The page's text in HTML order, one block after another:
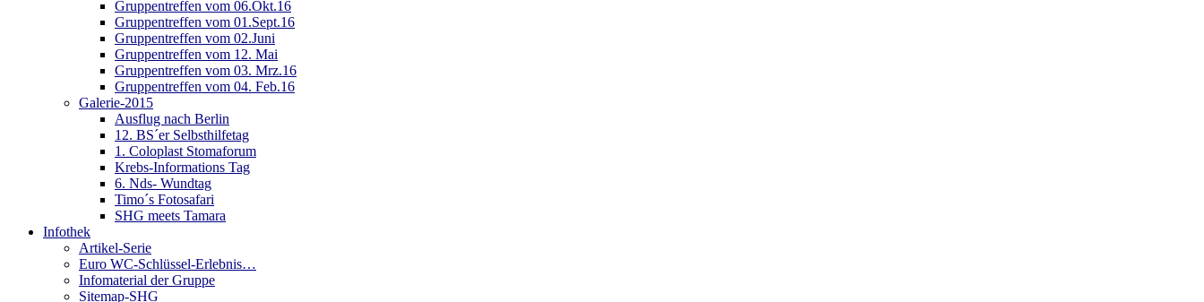
Gruppentreffen vom 06.Okt.16
Gruppentreffen vom 01.Sept.16
Gruppentreffen vom 02.Juni
Gruppentreffen vom 12. Mai
Gruppentreffen vom 03. Mrz.16
Gruppentreffen vom 04. Feb.16
Galerie-2015
Ausflug nach Berlin
12. BS´er Selbsthilfetag
1. Coloplast Stomaforum
Krebs-Informations Tag
6. Nds- Wundtag
Timo´s Fotosafari
SHG meets Tamara
Infothek
Artikel-Serie
Euro WC-Schlüssel-Erlebnis…
Infomaterial der Gruppe
Sitemap-SHG